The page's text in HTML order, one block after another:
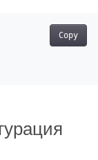
Copy